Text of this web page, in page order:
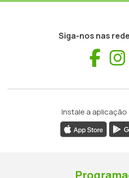
Siga-nos nas
Instale a aplicação